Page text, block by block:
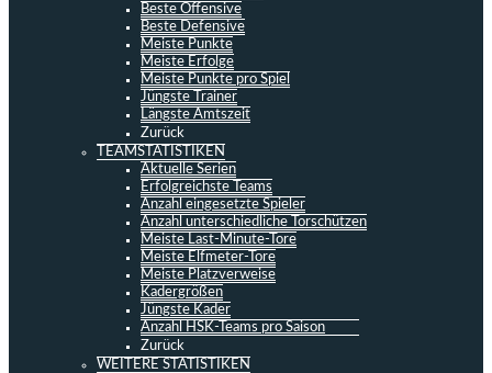
Beste Offensive
Beste Defensive
Meiste Punkte
Meiste Erfolge
Meiste Punkte pro Spiel
Jüngste Trainer
Längste Amtszeit
Zurück
TEAMSTATISTIKEN
Aktuelle Serien
Erfolgreichste Teams
Anzahl eingesetzte Spieler
Anzahl unterschiedliche Torschützen
Meiste Last-Minute-Tore
Meiste Elfmeter-Tore
Meiste Platzverweise
Kadergrößen
Jüngste Kader
Anzahl HSK-Teams pro Saison
Zurück
WEITERE STATISTIKEN